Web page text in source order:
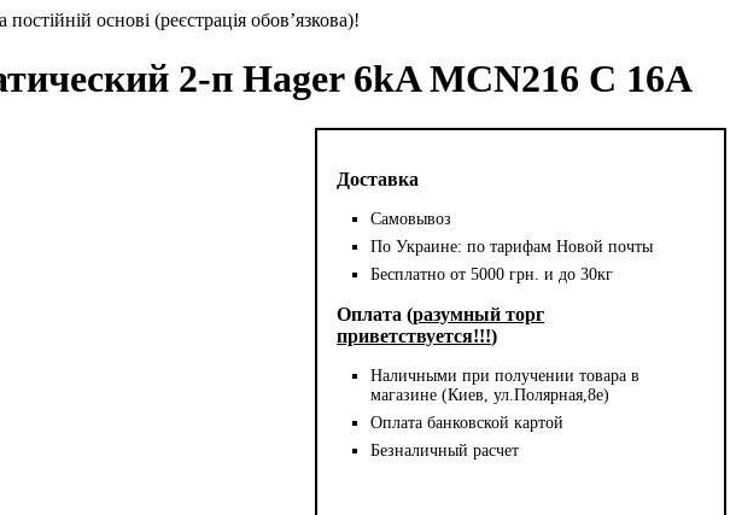
основі (реєстрація обов’язкова)!
2-п Hager 6kA MCN216 C 16A
Доставка
Самовывоз
По Украине: по тарифам Новой почты
Бесплатно от 5000 грн. и до 30кг
Оплата (разумный торг
приветствуется!!!)
Наличными при получении товара в
магазине (Киев, ул.Полярная,8е)
Оплата банковской картой
Безналичный расчет